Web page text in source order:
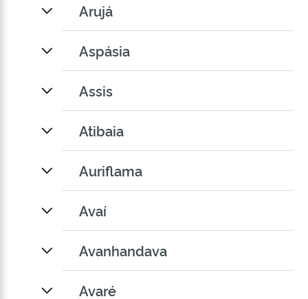
Arujá
Aspásia
Assis
Atibaia
Auriflama
Avaí
Avanhandava
Avaré